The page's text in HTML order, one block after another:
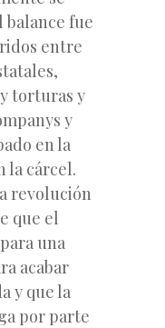
balance fue
entre
torturas y
y
en la
la cárcel.
revolución
que el
una
acabar
y que la
por parte